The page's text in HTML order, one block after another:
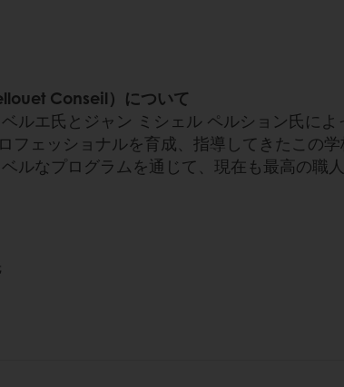
Conseil）について
ルエ氏とジャン ミシェル ペルション氏に
フェッショナルを育成、指導してきたこの
ルなプログラムを通じて、現在も最高の職